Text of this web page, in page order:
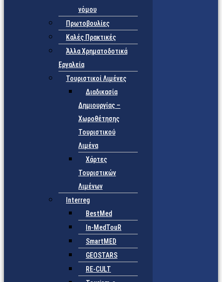
νόμου
Πρωτοβουλίες
Καλές Πρακτικές
Άλλα Χρηματοδοτικά
Εργαλεία
Τουριστικοί Λιμένες
Διαδικασία
Δημιουργίας –
Χωροθέτησης
Τουριστικού
Λιμένα
Χάρτες
Τουριστικών
Λιμένων
Interreg
BestMed
In-MedTouR
SmartMED
GEOSTARS
RE-CULT